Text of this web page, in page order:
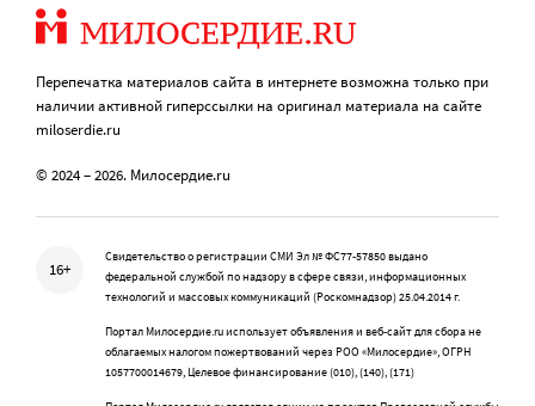
Перепечатка материалов сайта в интернете возможна только при
наличии активной гиперссылки на оригинал материала на сайте
miloserdie.ru
© 2024 – 2026. Милосердие.ru
16+
Свидетельство о регистрации СМИ Эл № ФС77-57850 выдано
федеральной службой по надзору в сфере связи, информационных
технологий и массовых коммуникаций (Роскомнадзор) 25.04.2014 г.
Портал Милосердие.ru использует объявления и веб-сайт для сбора не
облагаемых налогом пожертвований через РОО «Милосердие», ОГРН
1057700014679, Целевое финансирование (010), (140), (171)